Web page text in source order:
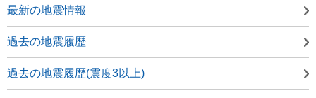
最新の地震情報
過去の地震履歴
過去の地震履歴(震度3以上)